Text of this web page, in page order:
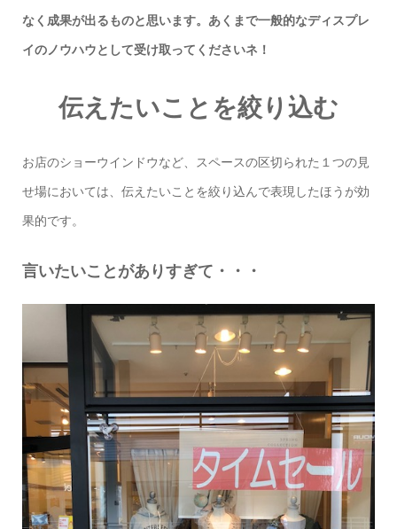
なく成果が出るものと思います。あくまで一般的なディスプレ
イのノウハウとして受け取ってくださいネ！
伝えたいことを絞り込む
お店のショーウインドウなど、スペースの区切られた１つの見
せ場においては、伝えたいことを絞り込んで表現したほうが効
果的です。
言いたいことがありすぎて・・・